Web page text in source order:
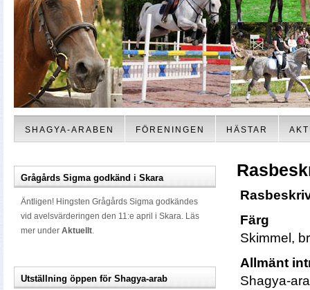
SHAGYA-ARABEN FÖRENINGEN HÄSTAR
Grågårds Sigma godkänd i Skara
Äntligen! Hingsten Grågårds Sigma godkändes
vid avelsvärderingen den 11:e april i Skara. Läs
mer under Aktuellt.
Utställning öppen för Shagya-arab
Färg
Skimmel,
Allmänt
Shagya-